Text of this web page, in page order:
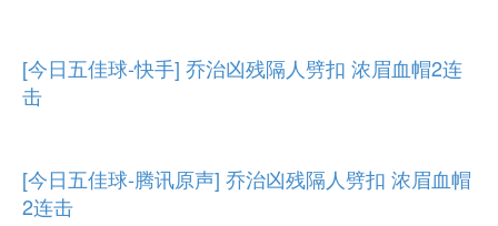
[今日五佳球-快手] 乔治凶残隔人劈扣 浓眉血帽2连
击
[今日五佳球-腾讯原声] 乔治凶残隔人劈扣 浓眉血帽
2连击